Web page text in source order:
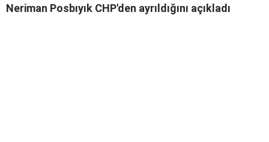
Neriman Posbıyık CHP'den ayrıldığını açıkladı